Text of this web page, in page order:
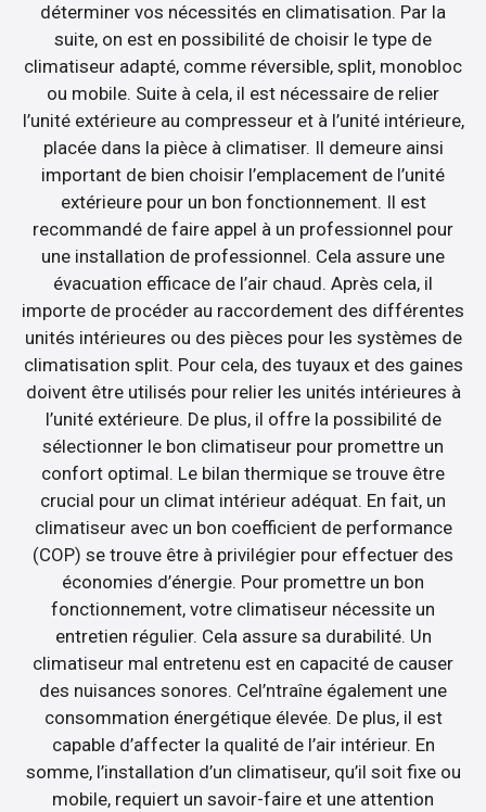
déterminer vos nécessités en climatisation. Par la
suite, on est en possibilité de choisir le type de
climatiseur adapté, comme réversible, split, monobloc
ou mobile. Suite à cela, il est nécessaire de relier
l’unité extérieure au compresseur et à l’unité intérieure,
placée dans la pièce à climatiser. Il demeure ainsi
important de bien choisir l’emplacement de l’unité
extérieure pour un bon fonctionnement. Il est
recommandé de faire appel à un professionnel pour
une installation de professionnel. Cela assure une
évacuation efficace de l’air chaud. Après cela, il
importe de procéder au raccordement des différentes
unités intérieures ou des pièces pour les systèmes de
climatisation split. Pour cela, des tuyaux et des gaines
doivent être utilisés pour relier les unités intérieures à
l’unité extérieure. De plus, il offre la possibilité de
sélectionner le bon climatiseur pour promettre un
confort optimal. Le bilan thermique se trouve être
crucial pour un climat intérieur adéquat. En fait, un
climatiseur avec un bon coefficient de performance
(COP) se trouve être à privilégier pour effectuer des
économies d’énergie. Pour promettre un bon
fonctionnement, votre climatiseur nécessite un
entretien régulier. Cela assure sa durabilité. Un
climatiseur mal entretenu est en capacité de causer
des nuisances sonores. Cel’ntraîne également une
consommation énergétique élevée. De plus, il est
capable d’affecter la qualité de l’air intérieur. En
somme, l’installation d’un climatiseur, qu’il soit fixe ou
mobile, requiert un savoir-faire et une attention